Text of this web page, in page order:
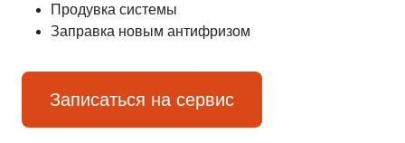
Продувка системы
Заправка новым антифризом
Записаться на сервис